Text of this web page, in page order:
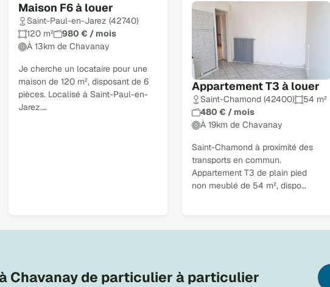
Maison F6 à louer
Saint-Paul-en-Jarez (42740)
120 m²
980 € / mois
À 13km de Chavanay
Je cherche un locataire pour une
maison de 120 m², disposant de 6
pièces. Localisé à Saint-Paul-en-
Jarez.…
Appartement T3 à louer
Saint-Chamond (42400)
54 m²
480 € / mois
À 19km de Chavanay
Saint-Chamond à proximité des
transports en commun.
Appartement T3 de plain pied
non meublé de 54 m², dispo…
Chavanay de particulier à particulier